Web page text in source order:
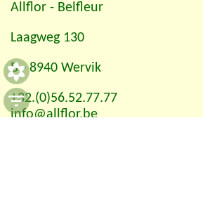
Allflor - Belfleur
Laagweg 130
B - 8940 Wervik
+32.(0)56.52.77.77
info@allflor.be